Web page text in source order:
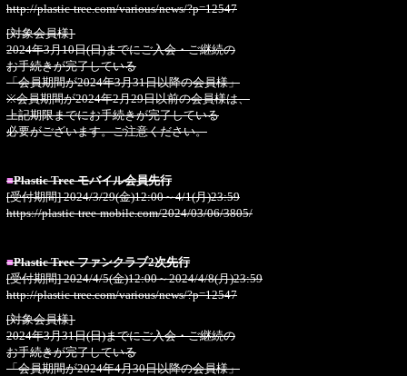
http://plastic-tree.com/various/news/?p=12547
[対象会員様]
2024年3月10日(日)までにご入会・ご継続の
お手続きが完了している
「会員期間が2024年3月31日以降の会員様」
※会員期間が2024年2月29日以前の会員様は、
上記期限までにお手続きが完了している
必要がございます。ご注意ください。
■Plastic Tree モバイル会員先行
[受付期間] 2024/3/29(金)12:00～4/1(月)23:59
https://plastic-tree-mobile.com/2024/03/06/3805/
■Plastic Tree ファンクラブ2次先行
[受付期間] 2024/4/5(金)12:00～2024/4/8(月)23:59
http://plastic-tree.com/various/news/?p=12547
[対象会員様]
2024年3月31日(日)までにご入会・ご継続の
お手続きが完了している
「会員期間が2024年4月30日以降の会員様」